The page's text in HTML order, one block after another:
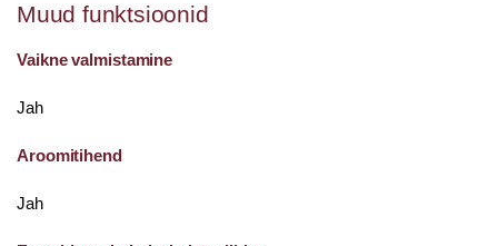
Muud funktsioonid
Vaikne valmistamine
Jah
Aroomitihend
Jah